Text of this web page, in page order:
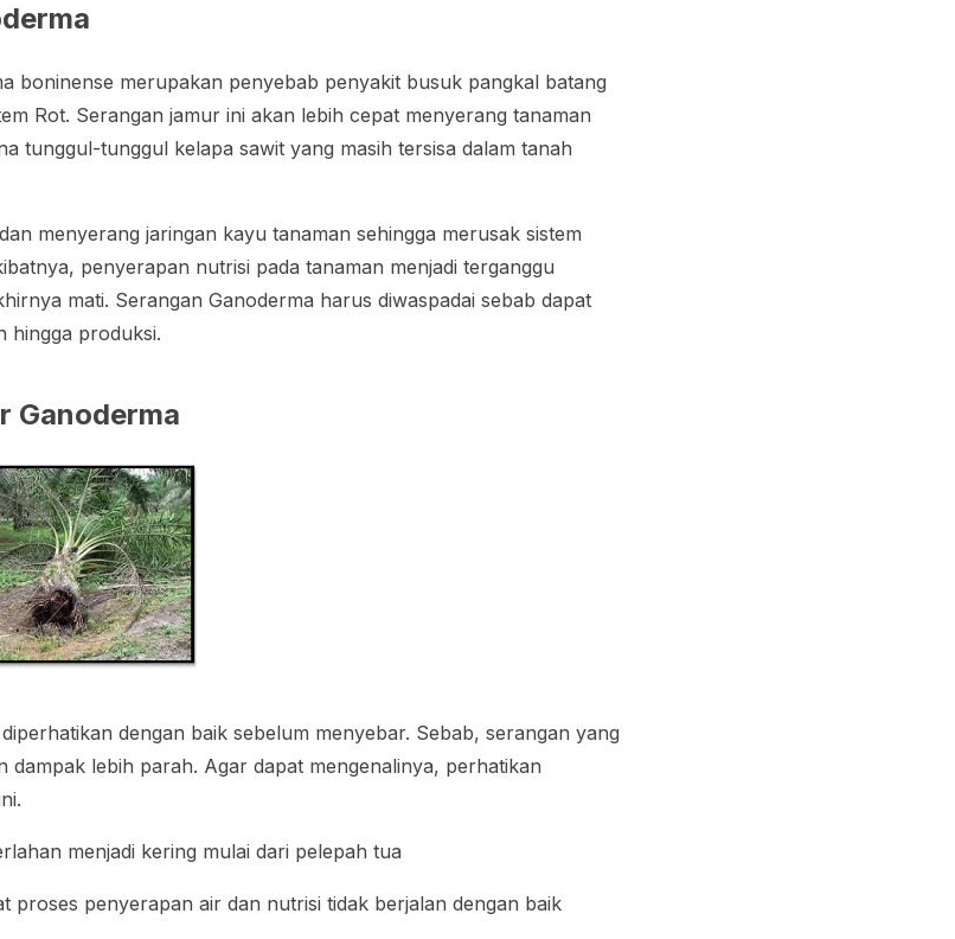
boninense merupakan penyebab penyakit busuk pangkal batang
Rot. Serangan jamur ini akan lebih cepat menyerang tanaman
tunggul-tunggul kelapa sawit yang masih tersisa dalam tanah
menyerang jaringan kayu tanaman sehingga merusak sistem
penyerapan nutrisi pada tanaman menjadi terganggu
mati. Serangan Ganoderma harus diwaspadai sebab dapat
hingga produksi.
Ganoderma
dengan baik sebelum menyebar. Sebab, serangan yang
dampak lebih parah. Agar dapat mengenalinya, perhatikan
menjadi kering mulai dari pelepah tua
proses penyerapan air dan nutrisi tidak berjalan dengan baik